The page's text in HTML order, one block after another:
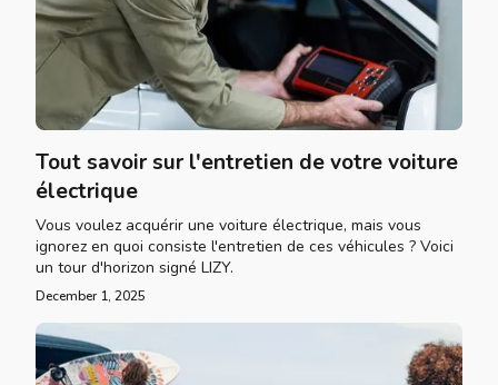
Tout savoir sur l'entretien de votre voiture
électrique
Vous voulez acquérir une voiture électrique, mais vous
ignorez en quoi consiste l'entretien de ces véhicules ? Voici
un tour d'horizon signé LIZY.
December 1, 2025